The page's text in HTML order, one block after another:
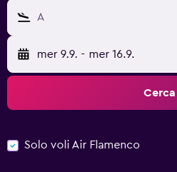
A
mer 9.9. - mer 16.9.
Cerca
Solo voli Air Flamenco